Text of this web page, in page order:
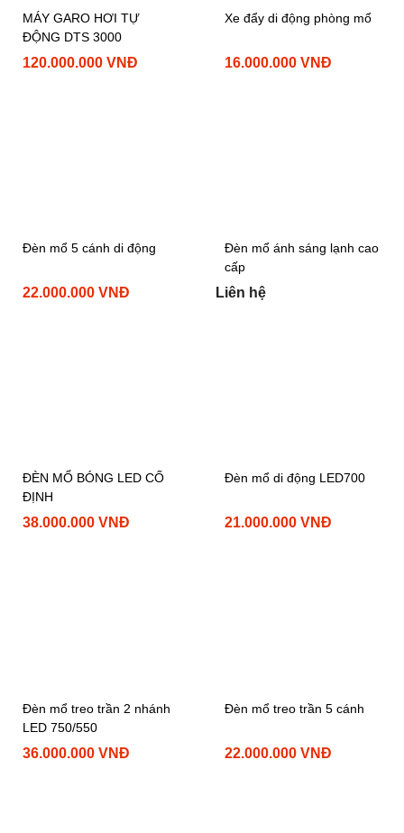
MÁY GARO HƠI TỰ
ĐỘNG DTS 3000
120.000.000 VNĐ
Xe đẩy di động phòng mổ
16.000.000 VNĐ
Đèn mổ 5 cánh di động
22.000.000 VNĐ
Đèn mổ ánh sáng lạnh cao
cấp
Liên hệ
ĐÈN MỔ BÓNG LED CỐ
ĐỊNH
38.000.000 VNĐ
Đèn mổ di động LED700
21.000.000 VNĐ
Đèn mổ treo trần 2 nhánh
LED 750/550
36.000.000 VNĐ
Đèn mổ treo trần 5 cánh
22.000.000 VNĐ